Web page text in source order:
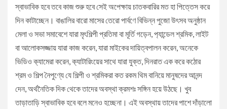
স্বাভাবিক হবে তবে কাজ শুরু হবে সেই অপেক্ষায় চাতকবারির মত হা পিত্তেস করে
দিন কাটাচ্ছেন। বাঙালির বারো মাসের তেরো পার্বণে বিভিন্ন পুজো উৎসব অনুষ্ঠান
মেলা ও সভা সমাবেশে যারা মৃৎশিল্পী প্রতিমা বা মূর্তি গড়েন, প‍্যান্ডেল শ্রমিক, লাইট
বা আলোকসজ্জায় যারা কাজ করেন, যারা মাইকের দায়িত্বপালন করেন, অনেকে
ভিডিও ক‍্যামেরা করেন, ক‍্যাটারিংয়ের সাথে যারা যুক্ত, দিনরাত এক করে কঠোর
শ্রম ও শিল্প নৈপুণ্যে যে শিল্পী ও শ্রমিকরা কত রকম থিম বানিয়ে মানুষদের আনন্দ
দেন, অর্থনৈতিক দিক থেকে তাদের অবস্থা ক্রমশঃ সঙ্গিন হয়ে উঠছে। খুব
তাড়াতাড়ি স্বাভাবিক হবে বলে মনেও হচ্ছেনা। এই অবস্থায় তাদের পাশে দাঁড়ালো